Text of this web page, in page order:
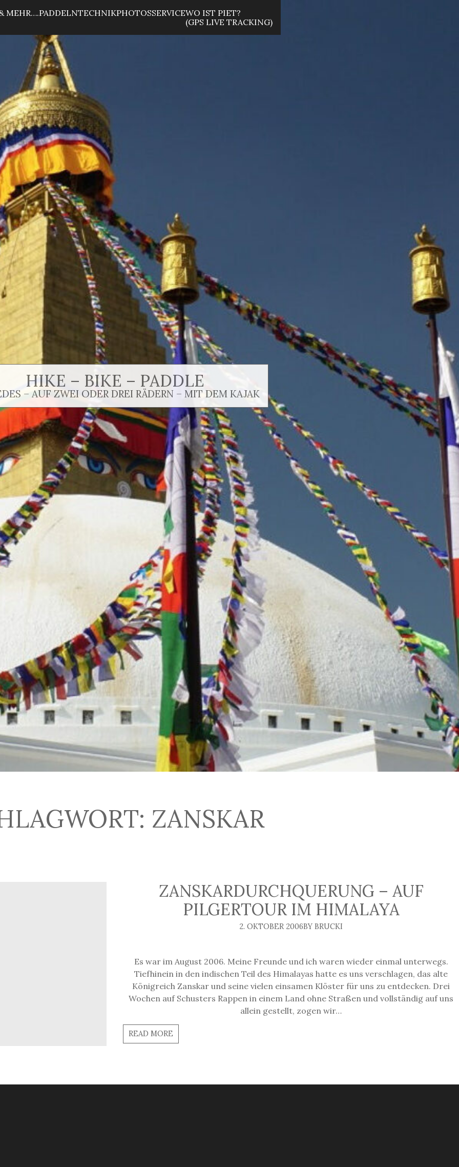
MEHR….PADDELNTECHNIKPHOTOSSERVICEWO IST PIET?
(GPS LIVE TRACKING)
HIKE – BIKE – PADDLE
– AUF ZWEI ODER DREI RÄDERN – MIT DEM KAJAK
ZANSKAR
ZANSKARDURCHQUERUNG – AUF
PILGERTOUR IM HIMALAYA
2. OKTOBER 2006BY BRUCKI
Es war im August 2006. Meine Freunde und ich waren wieder einmal unterwegs.
Tiefhinein in den indischen Teil des Himalayas hatte es uns verschlagen, das alte
Königreich Zanskar und seine vielen einsamen Klöster für uns zu entdecken. Drei
Wochen auf Schusters Rappen in einem Land ohne Straßen und vollständig auf uns
allein gestellt, zogen wir…
READ MORE